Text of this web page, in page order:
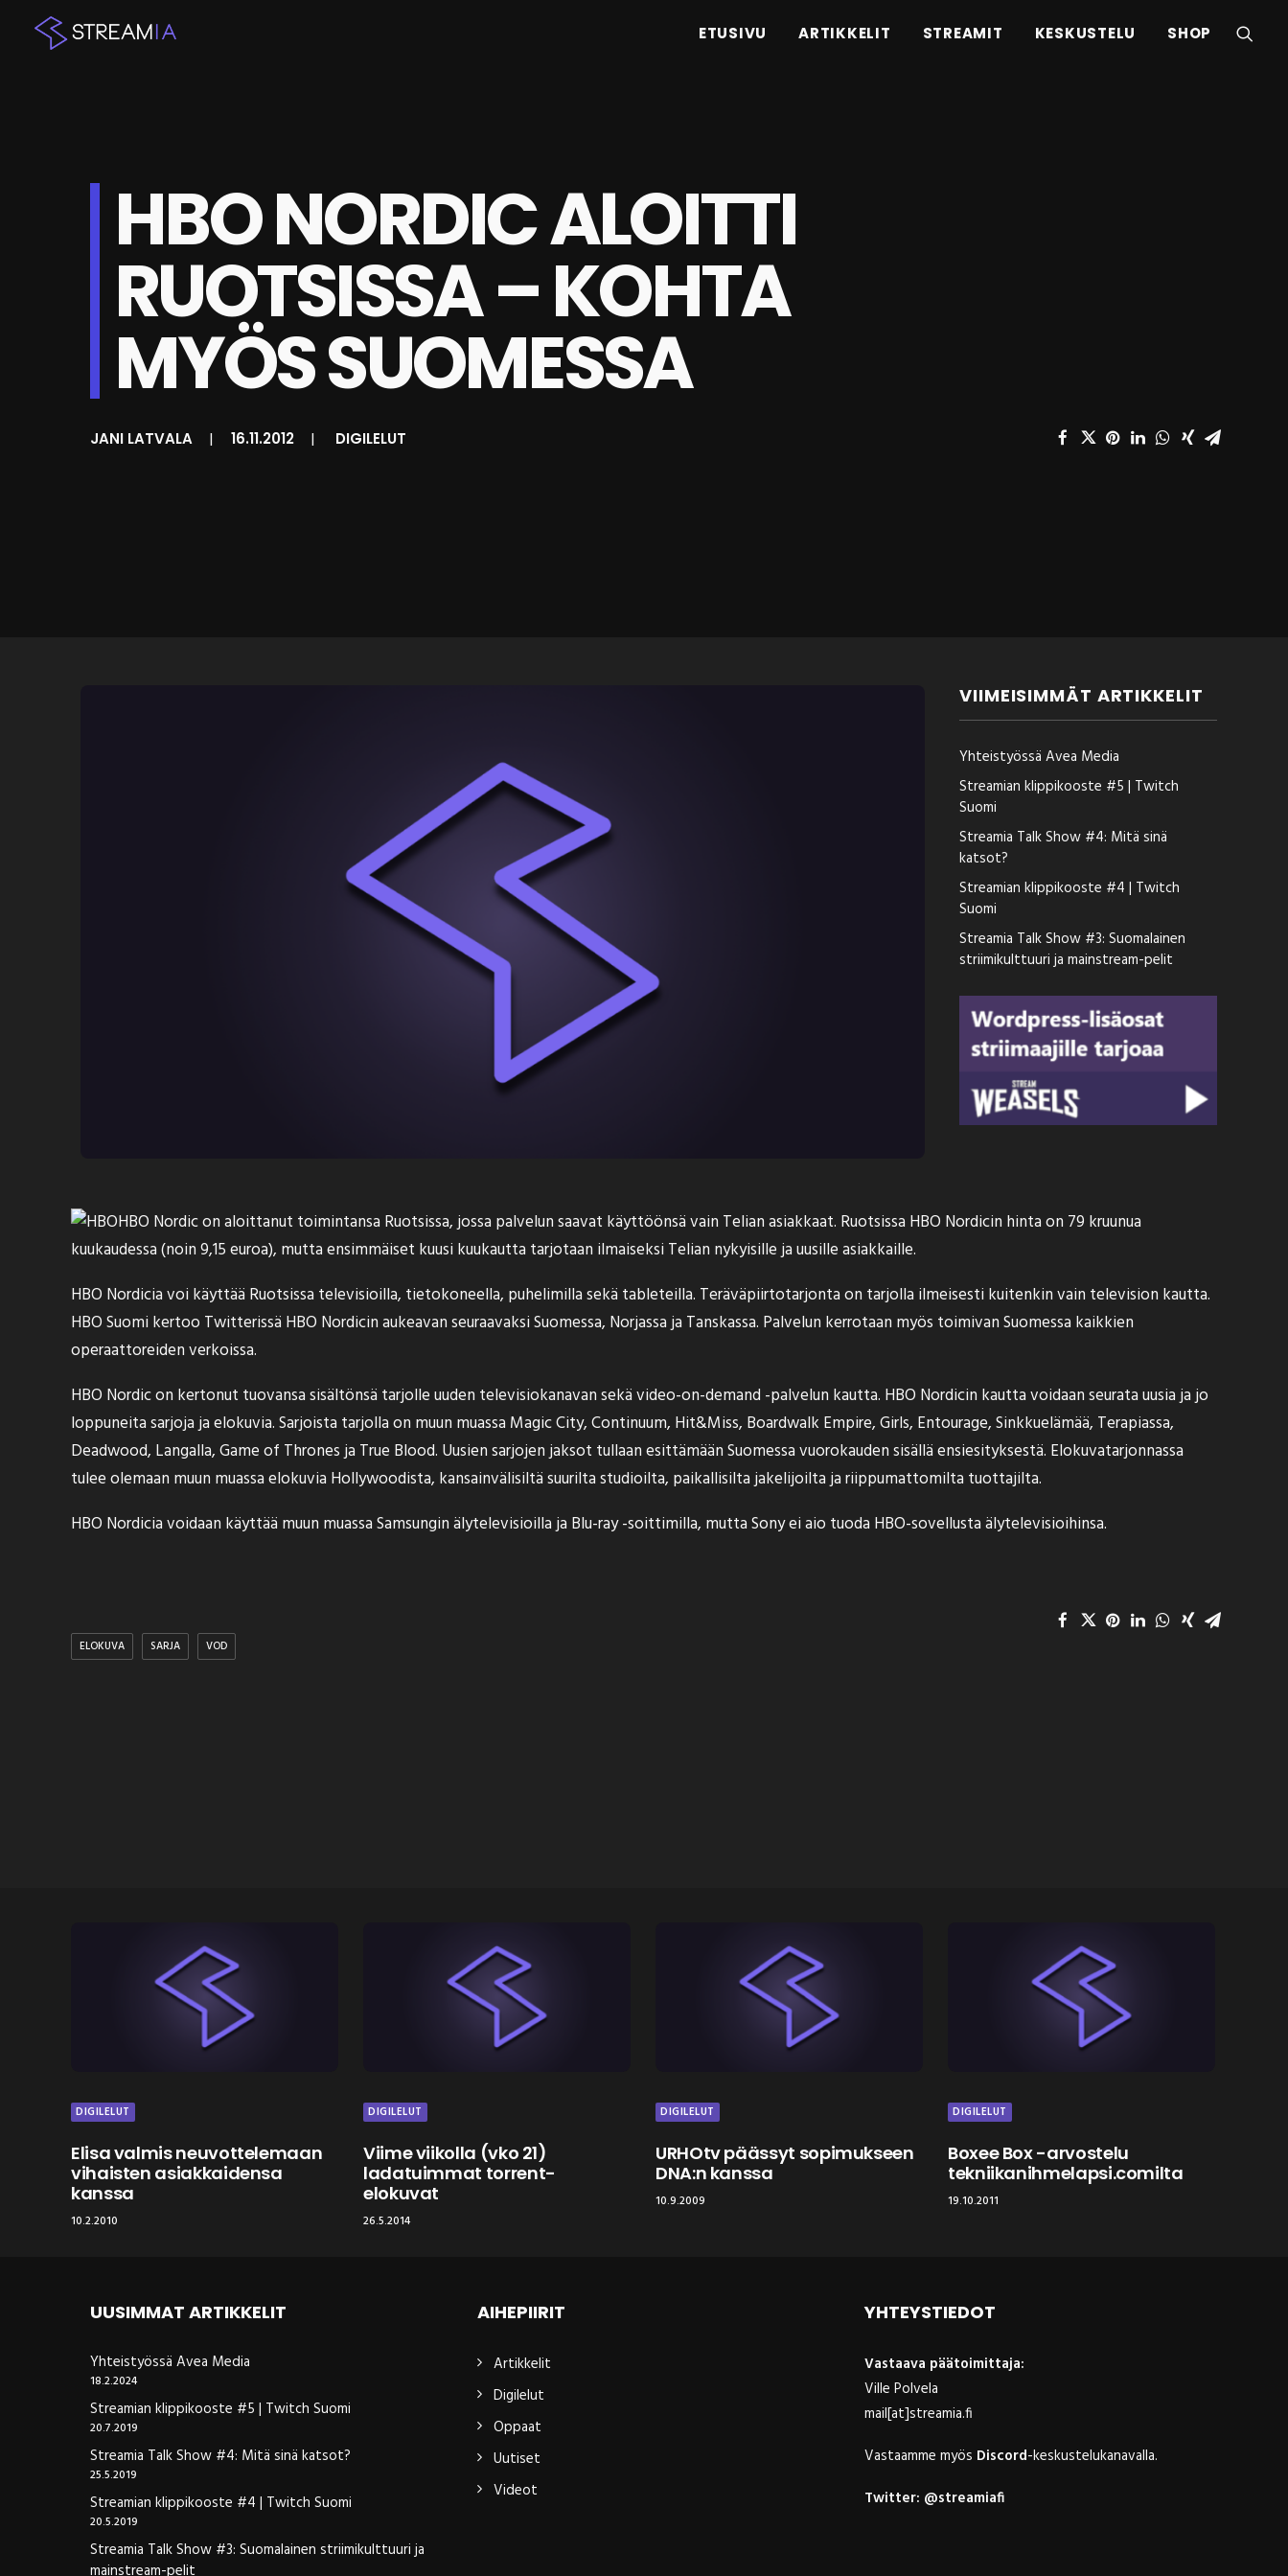
ETUSIVU ARTIKKELIT STREAMIT KESKUSTELU SHOP
HBO NORDIC ALOITTI
RUOTSISSA – KOHTA
MYÖS SUOMESSA
JANI LATVALA | 16.11.2012 | DIGILELUT
VIIMEISIMMÄT ARTIKKELIT
Yhteistyössä Avea Media
Streamian klippikooste #5 | Twitch
Suomi
Streamia Talk Show #4: Mitä sinä
katsot?
Streamian klippikooste #4 | Twitch
Suomi
Streamia Talk Show #3: Suomalainen
striimikulttuuri ja mainstream-pelit
HBO Nordic onaloittanut toimintansa Ruotsissa, jossa palvelun saavat käyttöönsä vain Telian asiakkaat. Ruotsissa HBO Nordicin hinta on 79 kruunua
kuukaudessa (noin 9,15 euroa), mutta ensimmäiset kuusi kuukautta tarjotaan ilmaiseksi Telian nykyisille ja uusille asiakkaille.
HBO Nordicia voi käyttää Ruotsissa televisioilla, tietokoneella, puhelimilla sekä tableteilla. Teräväpiirtotarjonta on tarjolla ilmeisesti kuitenkin vain television kautta.
HBO Suomi kertoo Twitterissä HBO Nordicin aukeavan seuraavaksi Suomessa, Norjassa ja Tanskassa. Palvelun kerrotaan myös toimivan Suomessa kaikkien
operaattoreiden verkoissa.
HBO Nordic on kertonut tuovansa sisältönsä tarjolle uuden televisiokanavan sekä video-on-demand -palvelun kautta. HBO Nordicin kautta voidaan seurata uusia ja jo
loppuneita sarjoja ja elokuvia. Sarjoista tarjolla on muun muassa Magic City, Continuum, Hit&Miss, Boardwalk Empire, Girls, Entourage, Sinkkuelämää, Terapiassa,
Deadwood, Langalla, Game of Thrones ja True Blood. Uusien sarjojen jaksot tullaan esittämään Suomessa vuorokauden sisällä ensiesityksestä. Elokuvatarjonnassa
tulee olemaan muun muassa elokuvia Hollywoodista, kansainvälisiltä suurilta studioilta, paikallisilta jakelijoilta ja riippumattomilta tuottajilta.
HBO Nordicia voidaan käyttää muun muassa Samsungin älytelevisioilla ja Blu-ray -soittimilla, mutta Sonyei aio tuoda HBO-sovellusta älytelevisioihinsa.
ELOKUVA SARJA VOD
DIGILELUT
Elisa valmis neuvottelemaan
vihaisten asiakkaidensa
kanssa
10.2.2010
DIGILELUT
Viime viikolla (vko 21)
ladatuimmat torrent-
elokuvat
26.5.2014
DIGILELUT
URHOtv päässyt sopimukseen
DNA:n kanssa
10.9.2009
DIGILELUT
Boxee Box -arvostelu
tekniikanihmelapsi.comilta
19.10.2011
UUSIMMAT ARTIKKELIT
Yhteistyössä Avea Media
18.2.2024
Streamian klippikooste #5 | Twitch Suomi
20.7.2019
Streamia Talk Show #4: Mitä sinä katsot?
25.5.2019
Streamian klippikooste #4 | Twitch Suomi
20.5.2019
Streamia Talk Show #3: Suomalainen striimikulttuuri ja
mainstream-pelit
AIHEPIIRIT
Artikkelit
Digilelut
Oppaat
Uutiset
Videot
YHTEYSTIEDOT
Vastaava päätoimittaja:
Ville Polvela
mail[at]streamia.fi
Vastaamme myös Discord-keskustelukanavalla.
Twitter: @streamiafi